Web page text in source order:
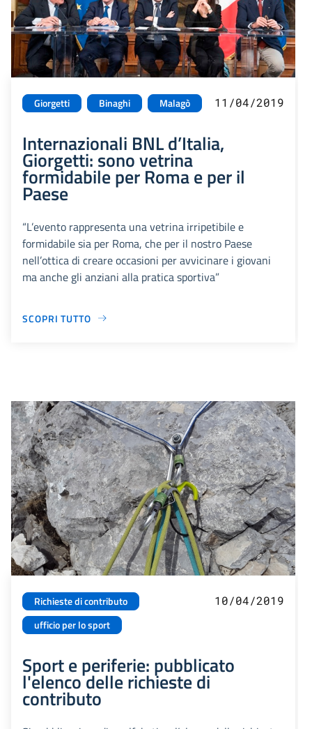
Giorgetti Binaghi Malagò 11/04/2019
Internazionali BNL d’Italia,
Giorgetti: sono vetrina
formidabile per Roma e per il
Paese
“L’evento rappresenta una vetrina irripetibile e
formidabile sia per Roma, che per il nostro Paese
nell’ottica di creare occasioni per avvicinare i giovani
ma anche gli anziani alla pratica sportiva”
SCOPRI TUTTO
Richieste di contributo
ufficio per lo sport
10/04/2019
Sport e periferie: pubblicato
l'elenco delle richieste di
contributo